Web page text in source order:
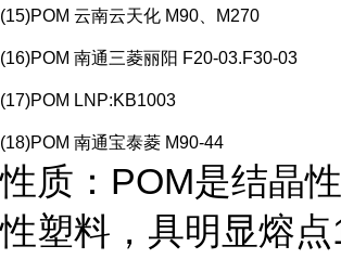
(15)POM 云南云天化 M90、M270
(16)POM 南通三菱丽阳 F20-03.F30-03
(17)POM LNP:KB1003
(18)POM 南通宝泰菱 M90-44
性质：POM是结晶
性塑料，具明显熔点